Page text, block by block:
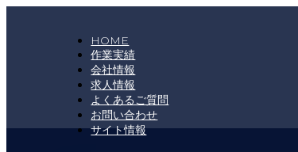
キ
HOME
作業実績
会社情報
求人情報
よくあるご質問
お問い合わせ
サイト情報